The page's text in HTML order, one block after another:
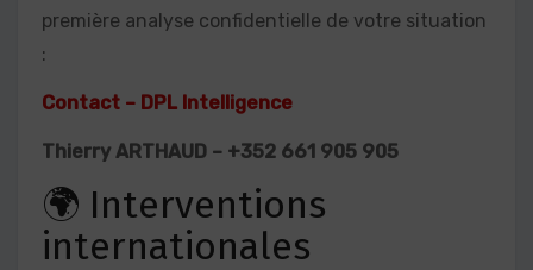
première analyse confidentielle de votre situation
:
Contact – DPL Intelligence
Thierry ARTHAUD – +352 661 905 905
🌍 Interventions
internationales